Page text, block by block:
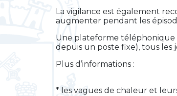
La vigilance est également
augmenter pendant les
Une plateforme téléphonique
depuis un poste fixe), tous les
Plus d’informations :
* les vagues de chaleur et